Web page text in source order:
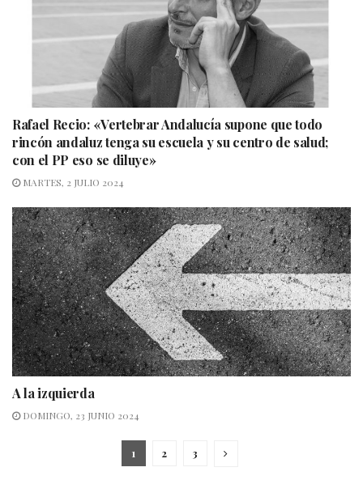
Rafael Recio: «Vertebrar Andalucía supone que todo
rincón andaluz tenga su escuela y su centro de salud;
con el PP eso se diluye»
MARTES, 2 JULIO 2024
A la izquierda
DOMINGO, 23 JUNIO 2024
1 2 3